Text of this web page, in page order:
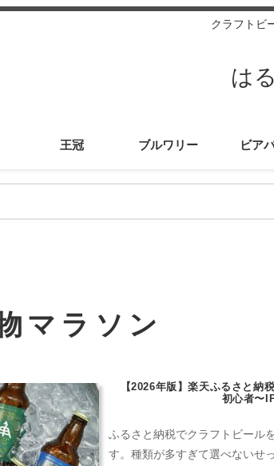
クラフトビ
は
王冠 ブルワリー ビア
マラソン
【2026年版】楽天ふるさと納
初心者〜
ふるさと納税でクラフトビール
す。種類が多すぎて選べないせ